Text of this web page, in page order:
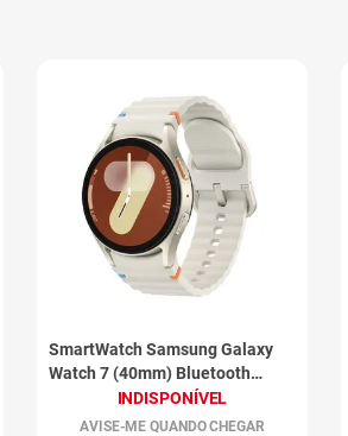
SmartWatch Samsung Galaxy
Watch 7 (40mm) Bluetooth
INDISPONÍVEL
AVISE-ME QUANDO CHEGAR